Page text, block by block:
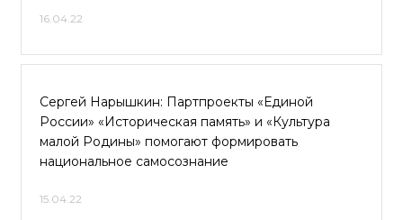
16.04.22
Сергей Нарышкин: Партпроекты «Единой
России» «Историческая память» и «Культура
малой Родины» помогают формировать
национальное самосознание
15.04.22